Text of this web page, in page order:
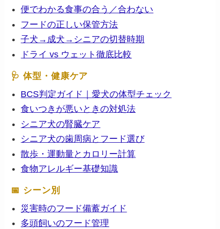
便でわかる食事の合う／合わない
フードの正しい保管方法
子犬→成犬→シニアの切替時期
ドライ vs ウェット徹底比較
🩺 体型・健康ケア
BCS判定ガイド｜愛犬の体型チェック
食いつきが悪いときの対処法
シニア犬の腎臓ケア
シニア犬の歯周病とフード選び
散歩・運動量とカロリー計算
食物アレルギー基礎知識
📅 シーン別
災害時のフード備蓄ガイド
多頭飼いのフード管理